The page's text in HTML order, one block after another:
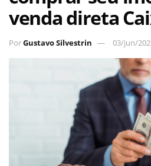
venda direta
PorGustavo Silvestrin 03/jun/